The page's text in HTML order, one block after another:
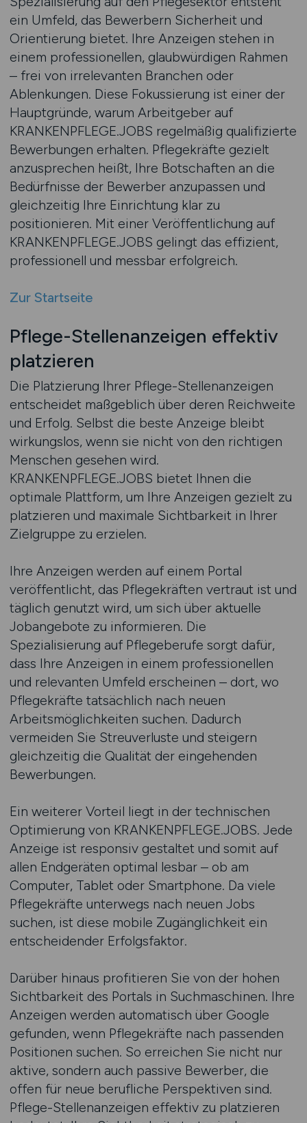
ein Umfeld, das Bewerbern Sicherheit und
Orientierung bietet. Ihre Anzeigen stehen in
einem professionellen, glaubwürdigen Rahmen
– frei von irrelevanten Branchen oder
Ablenkungen. Diese Fokussierung ist einer der
Hauptgründe, warum Arbeitgeber auf
KRANKENPFLEGE.JOBS regelmäßig qualifizierte
Bewerbungen erhalten. Pflegekräfte gezielt
anzusprechen heißt, Ihre Botschaften an die
Bedürfnisse der Bewerber anzupassen und
gleichzeitig Ihre Einrichtung klar zu
positionieren. Mit einer Veröffentlichung auf
KRANKENPFLEGE.JOBS gelingt das effizient,
professionell und messbar erfolgreich.
Zur Startseite
Pflege-Stellenanzeigen effektiv
platzieren
Die Platzierung Ihrer Pflege-Stellenanzeigen
entscheidet maßgeblich über deren Reichweite
und Erfolg. Selbst die beste Anzeige bleibt
wirkungslos, wenn sie nicht von den richtigen
Menschen gesehen wird.
KRANKENPFLEGE.JOBS bietet Ihnen die
optimale Plattform, um Ihre Anzeigen gezielt zu
platzieren und maximale Sichtbarkeit in Ihrer
Zielgruppe zu erzielen.
Ihre Anzeigen werden auf einem Portal
veröffentlicht, das Pflegekräften vertraut ist und
täglich genutzt wird, um sich über aktuelle
Jobangebote zu informieren. Die
Spezialisierung auf Pflegeberufe sorgt dafür,
dass Ihre Anzeigen in einem professionellen
und relevanten Umfeld erscheinen – dort, wo
Pflegekräfte tatsächlich nach neuen
Arbeitsmöglichkeiten suchen. Dadurch
vermeiden Sie Streuverluste und steigern
gleichzeitig die Qualität der eingehenden
Bewerbungen.
Ein weiterer Vorteil liegt in der technischen
Optimierung von KRANKENPFLEGE.JOBS. Jede
Anzeige ist responsiv gestaltet und somit auf
allen Endgeräten optimal lesbar – ob am
Computer, Tablet oder Smartphone. Da viele
Pflegekräfte unterwegs nach neuen Jobs
suchen, ist diese mobile Zugänglichkeit ein
entscheidender Erfolgsfaktor.
Darüber hinaus profitieren Sie von der hohen
Sichtbarkeit des Portals in Suchmaschinen. Ihre
Anzeigen werden automatisch über Google
gefunden, wenn Pflegekräfte nach passenden
Positionen suchen. So erreichen Sie nicht nur
aktive, sondern auch passive Bewerber, die
offen für neue berufliche Perspektiven sind.
Pflege-Stellenanzeigen effektiv zu platzieren